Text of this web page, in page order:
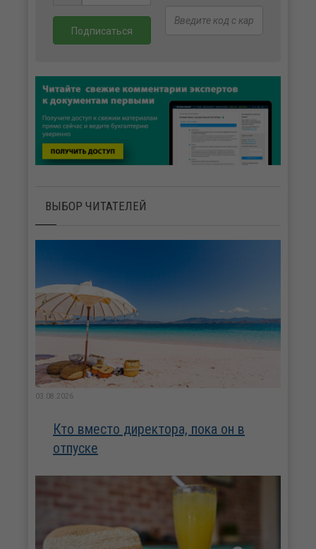
ВЫБОР ЧИТАТЕЛЕЙ
03.08.2026
Кто вместо директора, пока он в
отпуске